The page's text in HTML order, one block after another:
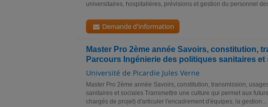
universitaires, hospitalières, prévisions et gestion du personnel
Demande d'information
Master Pro 2ème année Savoirs, constitution,
Parcours Ingénierie des politiques sanitaires et
Université de Picardie Jules Verne
Master Pro 2ème année Savoirs, constitution, transmission,
sanitaires et sociales Transmettre une culture qui permet aux
chargés de projet) d'articuler l'encadrement d'équipes, la gestion...